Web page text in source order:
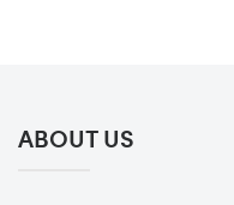
ABOUT US